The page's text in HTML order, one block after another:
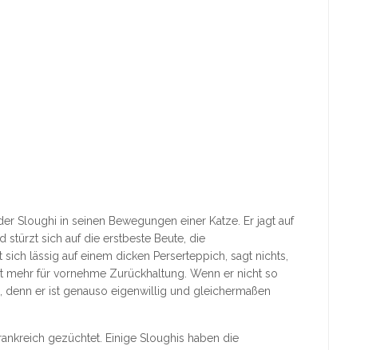
Sloughi in seinen Bewegungen einer Katze. Er jagt auf
stürzt sich auf die erstbeste Beute, die
lässig auf einem dicken Perserteppich, sagt nichts,
mehr für vornehme Zurückhaltung. Wenn er nicht so
denn er ist genauso eigenwillig und gleichermaßen
gezüchtet. Einige Sloughis haben die